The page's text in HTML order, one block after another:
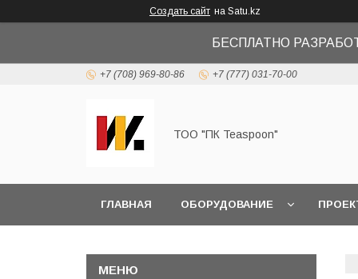
Создать сайт на Satu.kz
БЕСПЛАТНО
+7 (708) 969-80-86 +7 (777) 031-70-00
ТОО "ПК Teaspoon"
ГЛАВНАЯ ОБОРУДОВАНИЕ